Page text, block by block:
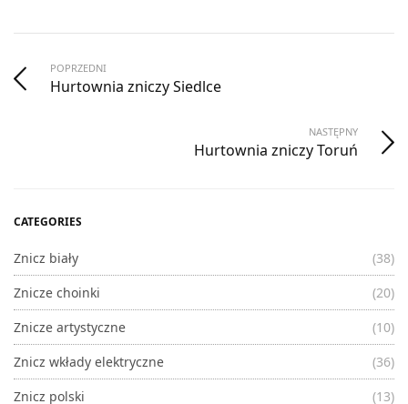
POPRZEDNI
Hurtownia zniczy Siedlce
NASTĘPNY
Hurtownia zniczy Toruń
CATEGORIES
Znicz biały
(38)
Znicze choinki
(20)
Znicze artystyczne
(10)
Znicz wkłady elektryczne
(36)
Znicz polski
(13)